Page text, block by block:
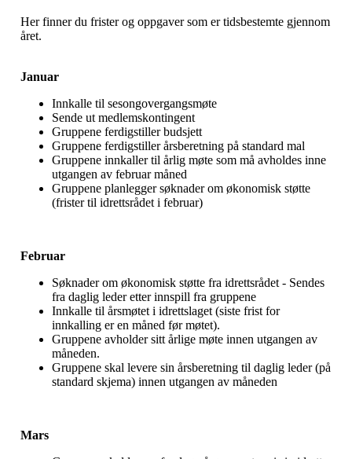
Her finner du frister og oppgaver som er tidsbestemte gjennom
året.
Januar
Innkalle til sesongovergangsmøte
Sende ut medlemskontingent
Gruppene ferdigstiller budsjett
Gruppene ferdigstiller årsberetning på standard mal
Gruppene innkaller til årlig møte som må avholdes inne
utgangen av februar måned
Gruppene planlegger søknader om økonomisk støtte
(frister til idrettsrådet i februar)
Februar
Søknader om økonomisk støtte fra idrettsrådet - Sendes
fra daglig leder etter innspill fra gruppene
Innkalle til årsmøtet i idrettslaget (siste frist for
innkalling er en måned før møtet).
Gruppene avholder sitt årlige møte innen utgangen av
måneden.
Gruppene skal levere sin årsberetning til daglig leder (på
standard skjema) innen utgangen av måneden
Mars